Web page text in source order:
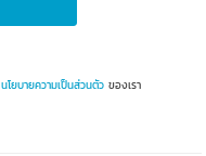
นโยบายความเป็นส่วนตัว ของเรา